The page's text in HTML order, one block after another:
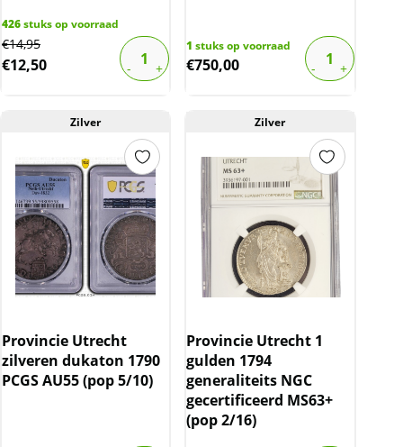
426stuks op voorraad
€14,95
Original
price
€12,50
Current
price
1 stuks op voorraad
€750,00
Zilver
Provincie Utrecht
zilveren dukaton 1790
PCGS AU55 (pop 5/10)
Zilver
Provincie Utrecht 1
gulden 1794
generaliteits NGC
gecertificeerd MS63+
(pop 2/16)